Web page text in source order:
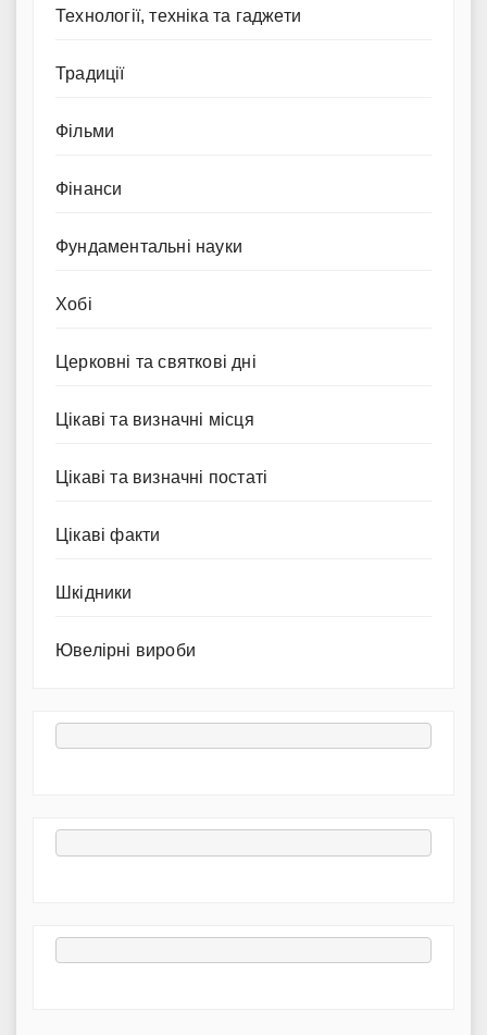
Технології, техніка та гаджети
Традиції
Фільми
Фінанси
Фундаментальні науки
Хобі
Церковні та святкові дні
Цікаві та визначні місця
Цікаві та визначні постаті
Цікаві факти
Шкідники
Ювелірні вироби